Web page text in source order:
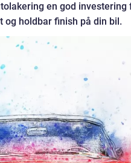
en god investering
og holdbar finish på din bil.